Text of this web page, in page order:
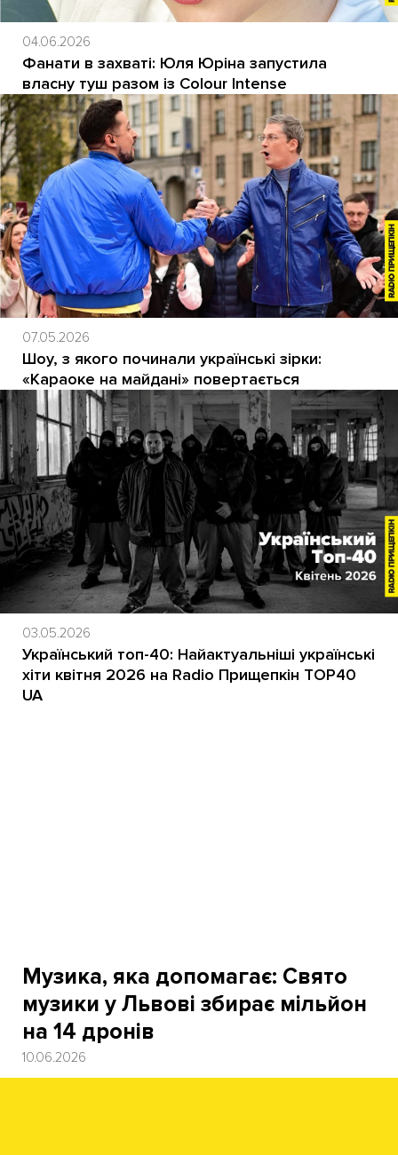
04.06.2026
Фанати в захваті: Юля Юріна запустила
власну туш разом із Colour Intense
07.05.2026
Шоу, з якого починали українські зірки:
«Караоке на майдані» повертається
03.05.2026
Український топ-40: Найактуальніші українські
хіти квітня 2026 на Radio Прищепкін TOP40
UA
Музика, яка допомагає: Свято
музики у Львові збирає мільйон
на 14 дронів
10.06.2026